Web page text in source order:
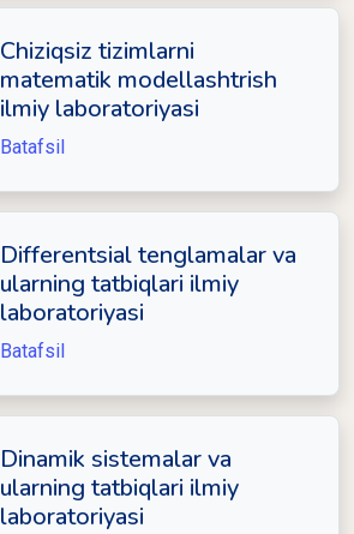
Chiziqsiz tizimlarni
matematik modellashtrish
ilmiy laboratoriyasi
Batafsil
Differentsial tenglamalar va
ularning tatbiqlari ilmiy
laboratoriyasi
Batafsil
Dinamik sistemalar va
ularning tatbiqlari ilmiy
laboratoriyasi